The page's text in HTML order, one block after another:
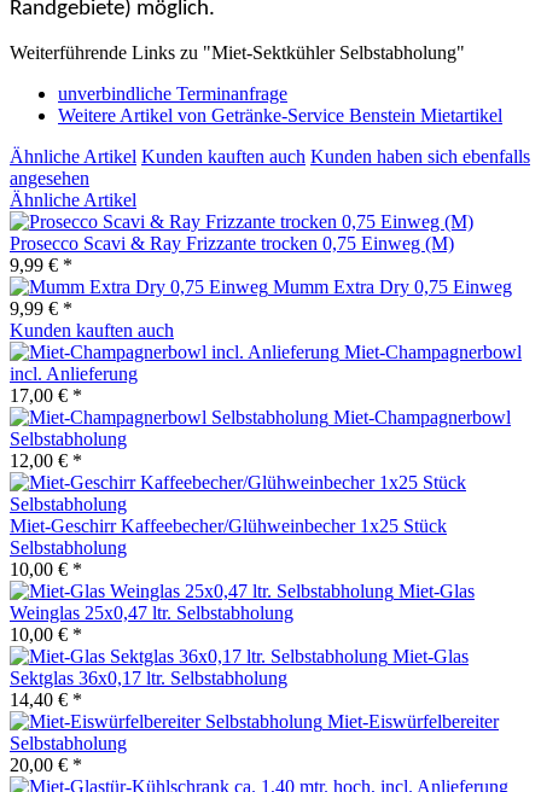
Randgebiete) möglich.
Weiterführende Links zu "Miet-Sektkühler Selbstabholung"
unverbindliche Terminanfrage
Weitere Artikel von Getränke-Service Benstein Mietartikel
Ähnliche Artikel Kunden kauften auch Kunden haben sich ebenfalls
angesehen
Ähnliche Artikel
Prosecco Scavi & Ray Frizzante trocken 0,75 Einweg (M)
9,99 € *
Mumm Extra Dry 0,75 Einweg
9,99 € *
Kunden kauften auch
Miet-Champagnerbowl
incl. Anlieferung
17,00 € *
Miet-Champagnerbowl
Selbstabholung
12,00 € *
Miet-Geschirr Kaffeebecher/Glühweinbecher 1x25 Stück
Selbstabholung
10,00 € *
Miet-Glas
Weinglas 25x0,47 ltr. Selbstabholung
10,00 € *
Miet-Glas
Sektglas 36x0,17 ltr. Selbstabholung
14,40 € *
Miet-Eiswürfelbereiter
Selbstabholung
20,00 € *